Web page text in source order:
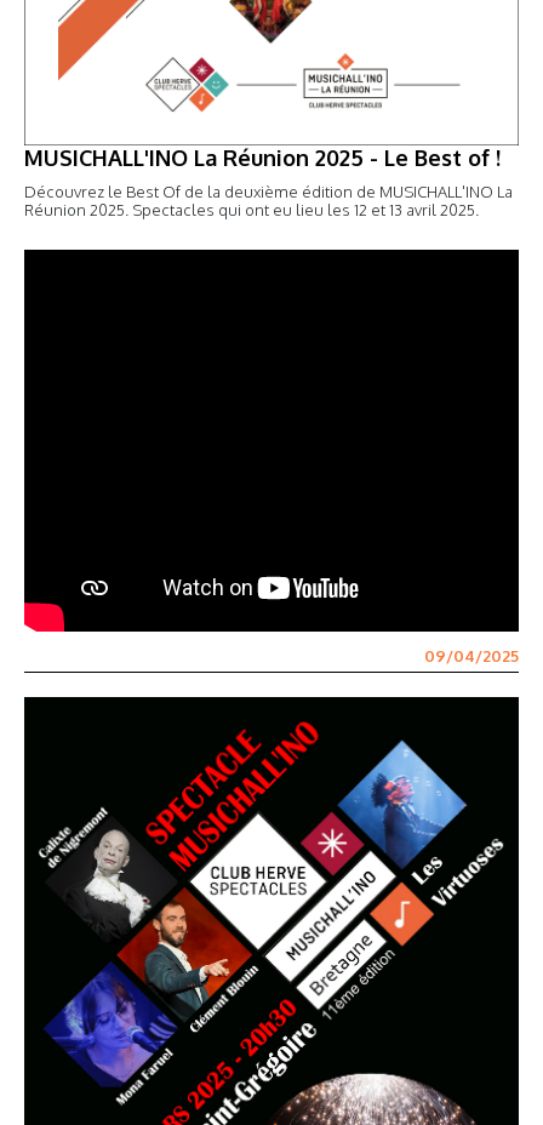
MUSICHALL'INO La Réunion 2025 - Le Best of !
Découvrez le Best Of de la deuxième édition de MUSICHALL'INO La
Réunion 2025. Spectacles qui ont eu lieu les 12 et 13 avril 2025.
09/04/2025